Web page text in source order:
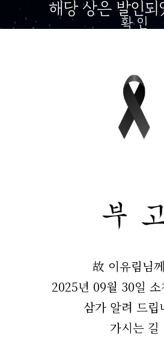
해당 상은 발인되
확 인
故 이유림님
2025년 09월 30일
삼가 알려 드립
가시는 길